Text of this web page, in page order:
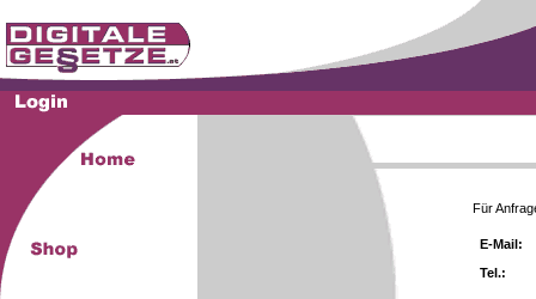
Für
E-Mail:
Tel.: